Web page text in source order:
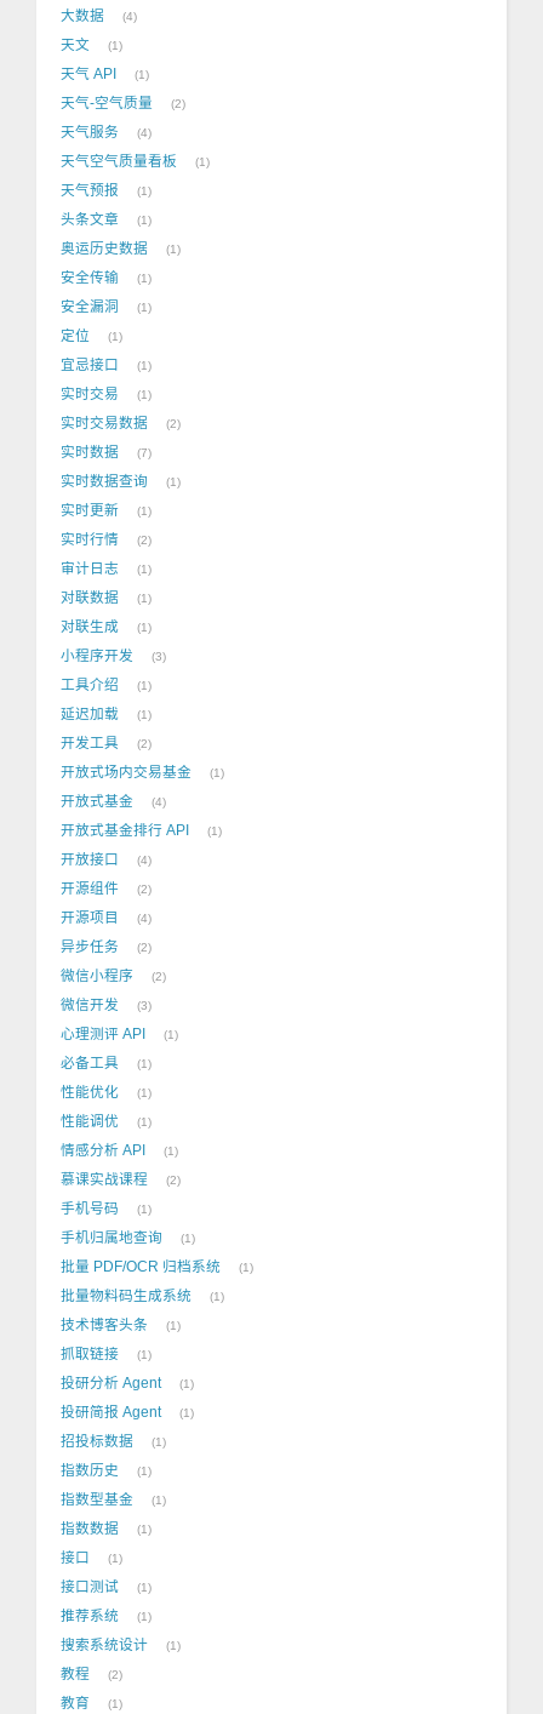
大数据 4
天文 1
天气 API 1
天气-空气质量 2
天气服务 4
天气空气质量看板 1
天气预报 1
头条文章 1
奥运历史数据 1
安全传输 1
安全漏洞 1
定位 1
宜忌接口 1
实时交易 1
实时交易数据 2
实时数据 7
实时数据查询 1
实时更新 1
实时行情 2
审计日志 1
对联数据 1
对联生成 1
小程序开发 3
工具介绍 1
延迟加载 1
开发工具 2
开放式场内交易基金 1
开放式基金 4
开放式基金排行 API 1
开放接口 4
开源组件 2
开源项目 4
异步任务 2
微信小程序 2
微信开发 3
心理测评 API 1
必备工具 1
性能优化 1
性能调优 1
情感分析 API 1
慕课实战课程 2
手机号码 1
手机归属地查询 1
批量 PDF/OCR 归档系统 1
批量物料码生成系统 1
技术博客头条 1
抓取链接 1
投研分析 Agent 1
投研简报 Agent 1
招投标数据 1
指数历史 1
指数型基金 1
指数数据 1
接口 1
接口测试 1
推荐系统 1
搜索系统设计 1
教程 2
教育 1